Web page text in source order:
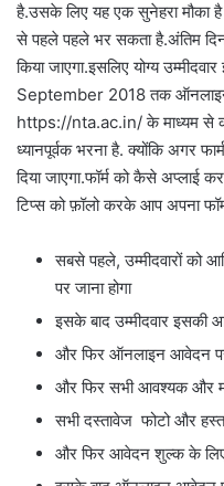
है.उसके लिए यह एक सुनेहरा मौका है
से पहले पहले भर सकता है.अंतिम
किया जाएगा.इसलिए योग्य
September 2018 तक
https://nta.ac.in/ के माध्यम से
ध्यानपूर्वक भरना है. क्योंकि अगर
दिया जाएगा.फॉर्म को कैसे अप्लाई
टिप्स को फ़ॉलो करके आप अपना
सबसे पहले, उम्मीदवारों को
पर जाना होगा
इसके बाद उम्मीदवार इसकी
और फिर ऑनलाइन आवेदन
और फिर सभी आवश्यक और
सभी दस्तावेज फोटो और
और फिर आवेदन शुल्क के